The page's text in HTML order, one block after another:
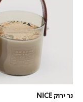
נר ירוק NICE